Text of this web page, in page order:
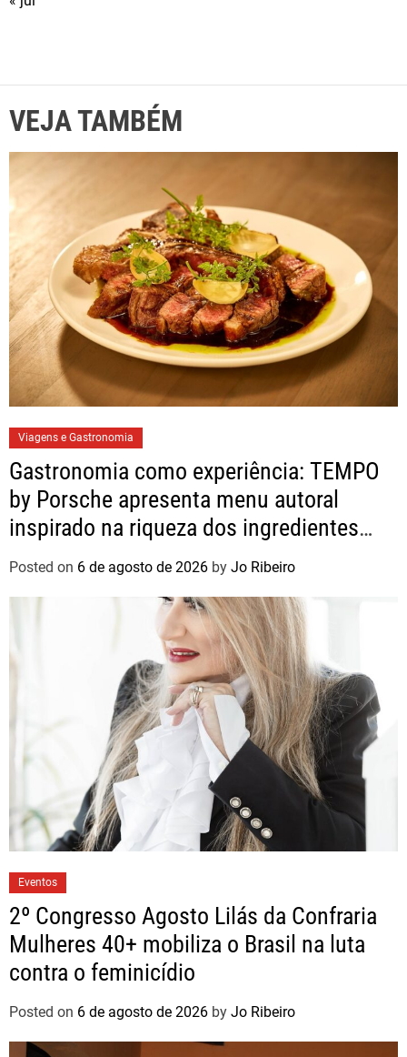
VEJA TAMBÉM
Viagens e Gastronomia
Gastronomia como experiência: TEMPO
by Porsche apresenta menu autoral
inspirado na riqueza dos ingredientes
brasileiros
Posted on 6 de agosto de 2026 by Jo Ribeiro
Eventos
2º Congresso Agosto Lilás da Confraria
Mulheres 40+ mobiliza o Brasil na luta
contra o feminicídio
Posted on 6 de agosto de 2026 by Jo Ribeiro